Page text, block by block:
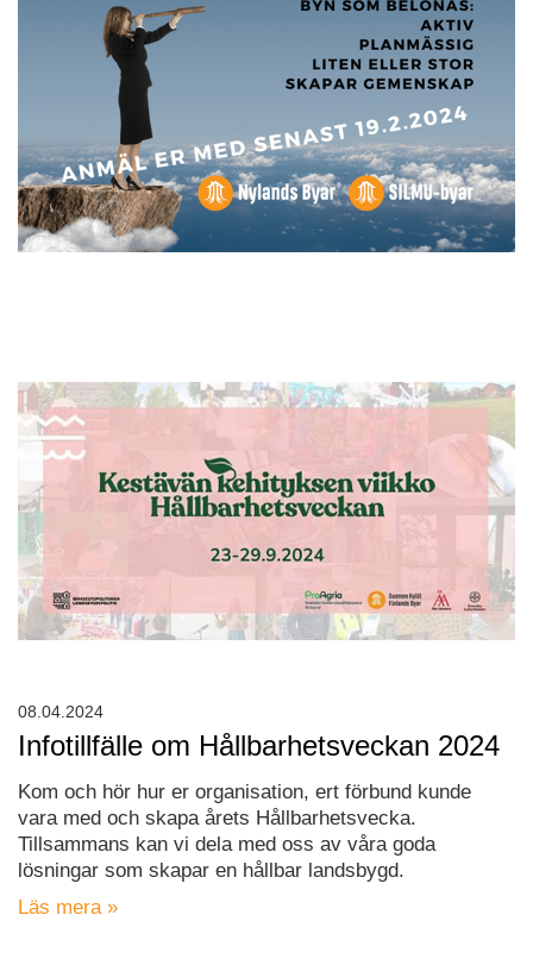
Infotillfälle om Hållbarhetsveckan 2024
Kom och hör hur er organisation, ert förbund kunde
vara med och skapa årets Hållbarhetsvecka.
Tillsammans kan vi dela med oss av våra goda
lösningar som skapar en hållbar landsbygd.
Läs mera »
08.04.2024